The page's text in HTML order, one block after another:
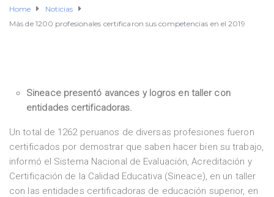
Home
Noticias
Más de 1200 profesionales certificaron sus competencias en el 2019
Sineace presentó avances y logros en taller con
entidades certificadoras.
Un total de 1262 peruanos de diversas profesiones fueron
certificados por demostrar que saben hacer bien su trabajo,
informó el Sistema Nacional de Evaluación, Acreditación y
Certificación de la Calidad Educativa (Sineace), en un taller
con las entidades certificadoras de educación superior, en